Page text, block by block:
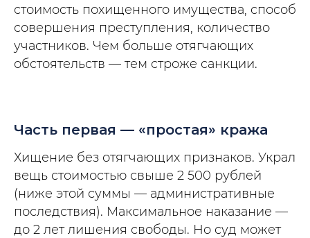
стоимость похищенного имущества, способ
совершения преступления, количество
участников. Чем больше отягчающих
обстоятельств — тем строже санкции.
Часть первая — «простая» кража
Хищение без отягчающих признаков. Украл
вещь стоимостью свыше 2 500 рублей
(ниже этой суммы — административные
последствия). Максимальное наказание —
до 2 лет лишения свободы. Но суд может